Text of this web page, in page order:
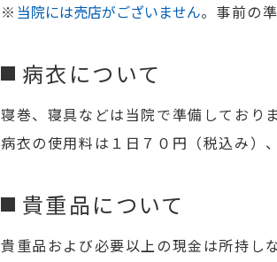
※ 当院には売店がございません。事前の
病衣について
寝巻、寝具などは当院で準備しており
病衣の使用料は１日７０円（税込み）
貴重品について
貴重品および必要以上の現金は所持し